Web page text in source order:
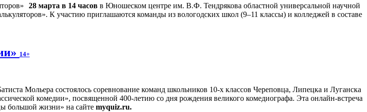
28 марта в 14 часов в Юношеском центре им. В.Ф. Тендрякова областной универсальной научной
К участию приглашаются команды из вологодских школ (9–11 классы) и колледжей в составе
14+
Мольера состоялось соревнование команд школьников 10-х классов Череповца, Липецка и Луганска
комедии», посвященной 400-летию со дня рождения великого комедиографа. Эта онлайн-встреча
большой жизни» на сайте myquiz.ru.